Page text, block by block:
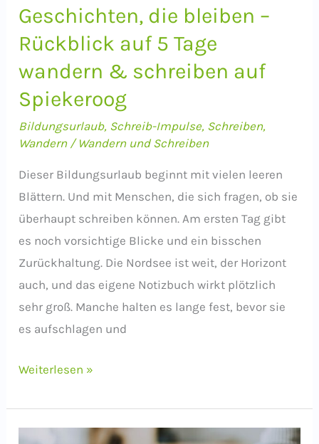
kannst
Geschichten, die bleiben –
Rückblick auf 5 Tage
wandern & schreiben auf
Spiekeroog
Bildungsurlaub, Schreib-Impulse, Schreiben,
Wandern/ Wandern und Schreiben
Dieser Bildungsurlaub beginnt mit vielen leeren
Blättern. Und mit Menschen, die sich fragen, ob sie
überhaupt schreiben können. Am ersten Tag gibt
es noch vorsichtige Blicke und ein bisschen
Zurückhaltung. Die Nordsee ist weit, der Horizont
auch, und das eigene Notizbuch wirkt plötzlich
sehr groß. Manche halten es lange fest, bevor sie
es aufschlagen und
Geschichten,
bleiben
Weiterlesen »